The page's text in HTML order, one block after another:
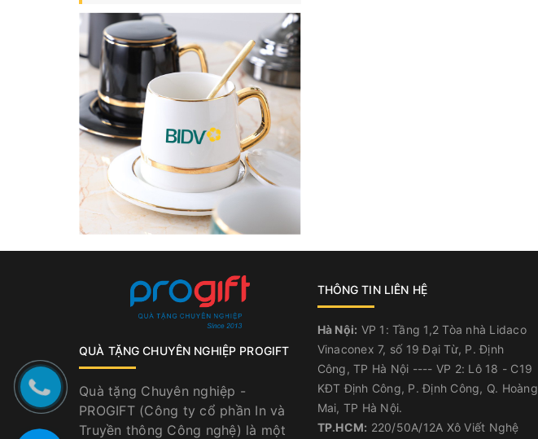
QUÀ TẶNG CHUYÊN NGHIỆP PROGIFT
Quà tặng Chuyên nghiệp -
PROGIFT (Công ty cổ phần In và
Truyền thông Công nghệ) là một
THÔNG TIN LIÊN HỆ
Hà Nội: VP 1: Tầng 1,2 Tòa nhà Lidaco
Vinaconex 7, số 19 Đại Từ, P. Định
Công, TP Hà Nội ---- VP 2: Lô 18 - C19
KĐT Định Công, P. Định Công, Q. Hoàng
Mai, TP Hà Nội.
TP.HCM: 220/50A/12A Xô Viết Nghệ